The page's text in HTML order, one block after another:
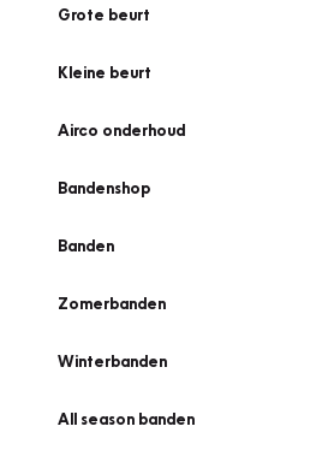
Grote beurt
Kleine beurt
Airco onderhoud
Bandenshop
Banden
Zomerbanden
Winterbanden
All season banden